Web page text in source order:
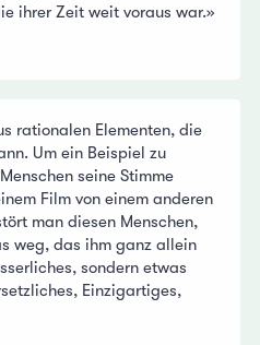
ihrer Zeit weit voraus war.»
rationalen Elementen, die
Um ein Beispiel zu
seine Stimme
Film von einem anderen
man diesen Menschen,
weg, das ihm ganz allein
sondern etwas
Einzigartiges,